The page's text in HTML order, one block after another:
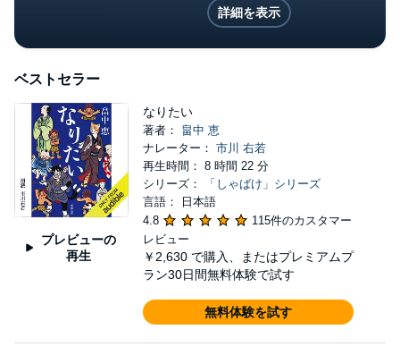
詳細を表示
ベストセラー
プレビューの
再生
なりたい
著者： 畠中 恵
ナレーター： 市川 右若
再生時間： 8 時間 22 分
シリーズ：
「しゃばけ」シリーズ
言語： 日本語
4.8
115件のカスタマー
レビュー
￥2,630 で購入、またはプレミアムプ
ラン30日間無料体験で試す
無料体験を試す